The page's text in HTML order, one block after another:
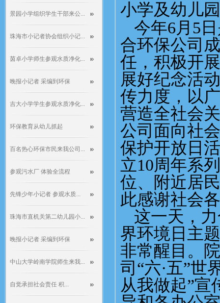
景园小学组织学生干部来公...
珠海市小记者协会组织小记...
茵卓小学师生参观水质净化...
晚报小记者 采编到环保
吉大小学学生参观水质净化...
环保教育从幼儿抓起
百名热心环保市民来我公司...
参观污水厂 体验全流程
先锋少年小记者 参观水质...
珠海市直机关第二幼儿园小...
晚报小记者 采编到环保
中山大学岭南学院师生来我...
自觉承担社会责任 积...
小学及幼儿
今年6月 5
合环保公司
任，积极开
展好纪念活
传力度，以
营造全社会
公司面向社
保护开放日
立10周年系
位、附近居
此感谢社会
这一天，
界环境日主
非常醒目。
司“六·五”世
从我做起”宣